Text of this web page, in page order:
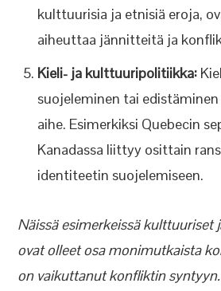
kulttuurisia ja etnisiä eroja,
aiheuttaa jännitteitä ja
Kieli- ja kulttuuripolitiikka:
suojeleminen tai
aihe. Esimerkiksi Quebecin
Kanadassa liittyy osittain
identiteetin suojelemiseen.
Näissä esimerkeissä kulttuuriset
ovat olleet osa monimutkaista
on vaikuttanut konfliktin